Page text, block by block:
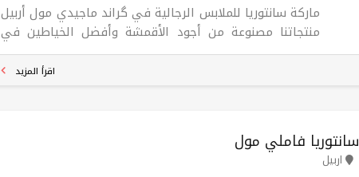
ماركة سانتوريا للملابس الرجالية في گراند ماجیدي مول أربيل
منتجاتنا مصنوعة من أجود الأقمشة وأفضل الخياطين في
إيطاليا، لن تندم على زيارتنا مرة واحدة، سانتوريا جاذبية
اقرأ المزيد
سانتوریا فاملي مول
اربيل